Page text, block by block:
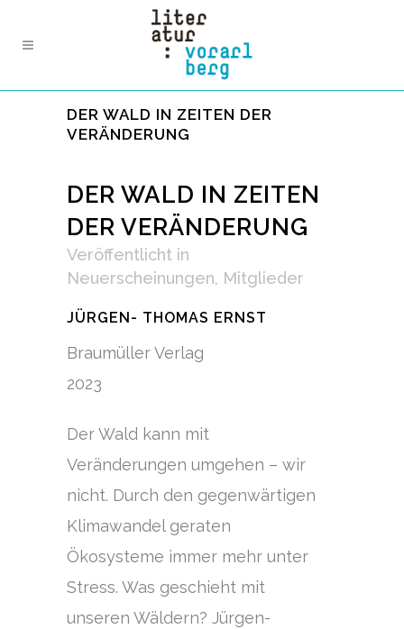
DER WALD IN ZEITEN DER
VERÄNDERUNG
DER WALD IN ZEITEN
DER VERÄNDERUNG
Veröffentlicht in
Neuerscheinungen, Mitglieder
JÜRGEN- THOMAS ERNST
Braumüller Verlag
2023
Der Wald kann mit
Veränderungen umgehen – wir
nicht. Durch den gegenwärtigen
Klimawandel geraten
Ökosysteme immer mehr unter
Stress. Was geschieht mit
unseren Wäldern? Jürgen-